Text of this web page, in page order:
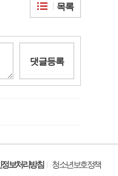
목록
댓글등록
보처리방침
청소년보호정책